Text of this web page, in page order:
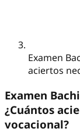
Examen
aciertos
Examen
¿Cuántos
vocacional?